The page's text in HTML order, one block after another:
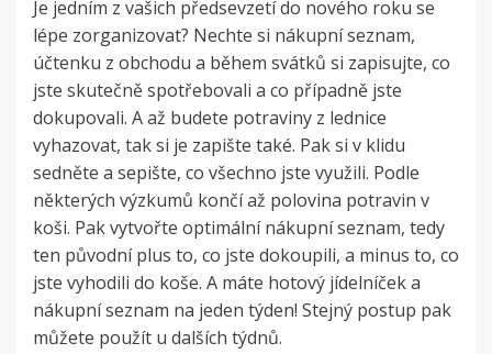
Je jedním z vašich předsevzetí do nového roku se
lépe zorganizovat? Nechte si nákupní seznam,
účtenku z obchodu a během svátků si zapisujte, co
jste skutečně spotřebovali a co případně jste
dokupovali. A až budete potraviny z lednice
vyhazovat, tak si je zapište také. Pak si v klidu
sedněte a sepište, co všechno jste využili. Podle
některých výzkumů končí až polovina potravin v
koši. Pak vytvořte optimální nákupní seznam, tedy
ten původní plus to, co jste dokoupili, a minus to, co
jste vyhodili do koše. A máte hotový jídelníček a
nákupní seznam na jeden týden! Stejný postup pak
můžete použít u dalších týdnů.